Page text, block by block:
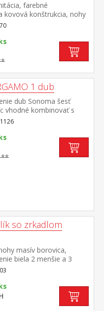
farebné
kovová konštrukcia, nohy
sedu 46 cm
1 dub
dub Sonoma šesť
vhodné kombinovať s
a skladací úložný
**
so zrkadlom
masív borovica,
biela 2 menšie a 3